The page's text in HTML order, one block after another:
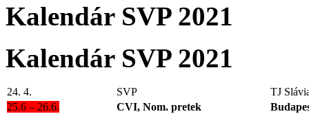
Kalendár SVP 2021
Kalendár SVP 2021
24. 4. SVP
TJ
25.6 – 26.6.
CVI, Nom. pretek